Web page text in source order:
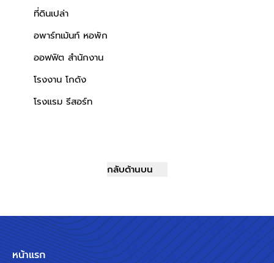
ที่ดินเปล่า
อพาร์ทเม้นท์ หอพัก
ออฟฟิต สำนักงาน
โรงงาน โกดัง
โรงแรม รีสอร์ท
กลับด้านบน
หน้าแรก